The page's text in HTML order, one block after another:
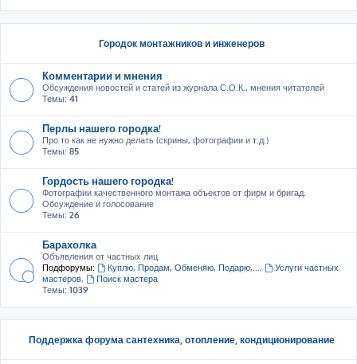
Городок монтажников и инженеров
Комментарии и мнения
Обсуждения новостей и статей из журнала С.О.К., мнения читателей
Темы: 41
Перлы нашего городка!
Про то как не нужно делать (скрины, фотографии и т.д.)
Темы: 85
Гордость нашего городка!
Фотографии качественного монтажа объектов от фирм и бригад.
Обсуждение и голосование
Темы: 26
Барахолка
Объявления от частных лиц
Подфорумы:
Куплю, Продам, Обменяю, Подарю,...,
Услуги частных
мастеров,
Поиск мастера
Темы: 1039
Поддержка форума сантехника, отопление, кондиционирование